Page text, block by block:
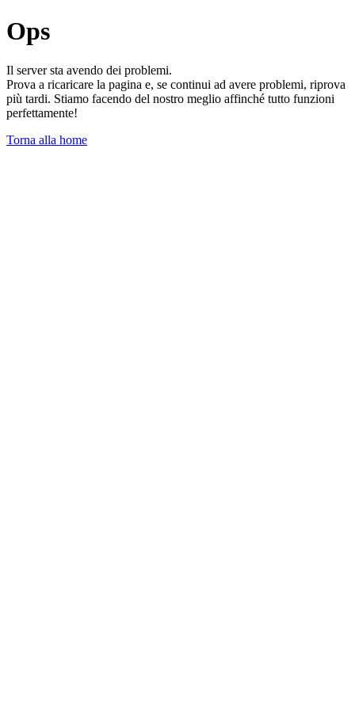
Ops
Il server sta avendo dei problemi.
Prova a ricaricare la pagina e, se continui ad avere problemi, riprova
più tardi. Stiamo facendo del nostro meglio affinché tutto funzioni
perfettamente!
Torna alla home